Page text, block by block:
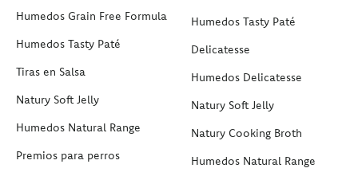
Humedos Grain Free Formula
Humedos Tasty Paté
Tiras en Salsa
Natury Soft Jelly
Humedos Natural Range
Premios para perros
Humedos Tasty Paté
Delicatesse
Humedos Delicatesse
Natury Soft Jelly
Natury Cooking Broth
Humedos Natural Range